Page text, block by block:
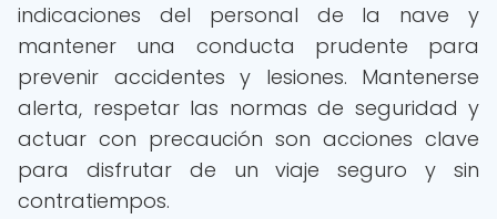
indicaciones del personal de la nave y
mantener una conducta prudente para
prevenir accidentes y lesiones. Mantenerse
alerta, respetar las normas de seguridad y
actuar con precaución son acciones clave
para disfrutar de un viaje seguro y sin
contratiempos.